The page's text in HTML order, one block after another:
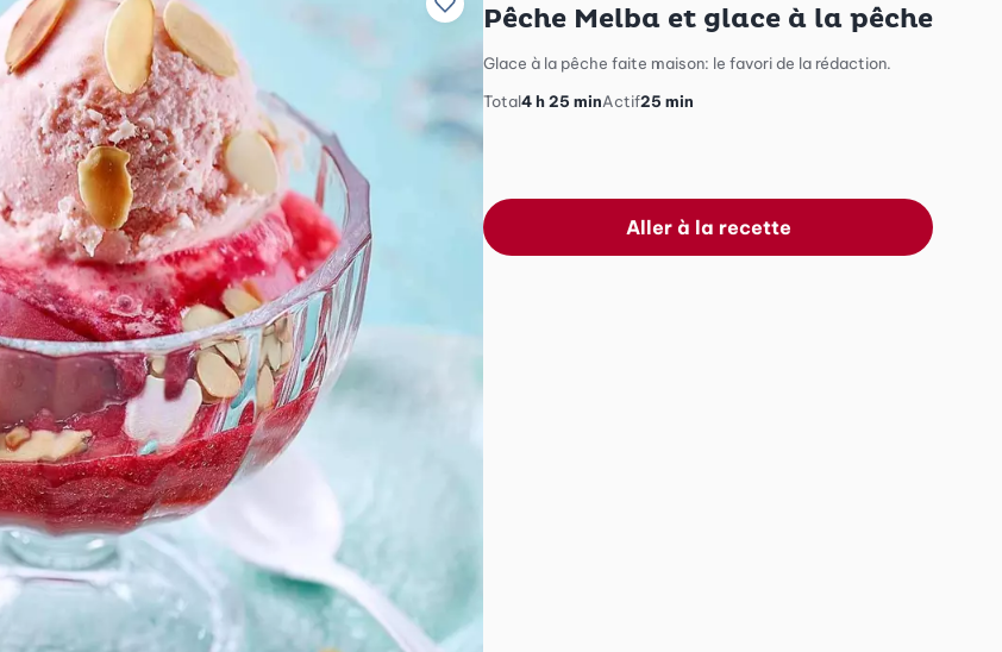
Ajouter à vos recettes préférées
Pêche Melba et glace à la pêche
Glace à la pêche faite maison: le favori de la rédaction.
Total4 h 25 minActif25 min
Aller à la recette